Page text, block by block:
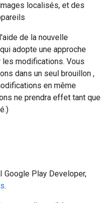
localisés, et des
de la nouvelle
adopte une approche
modifications. Vous
dans un seul brouillon ,
en même
ne prendra effet tant que
Google Play Developer,
.